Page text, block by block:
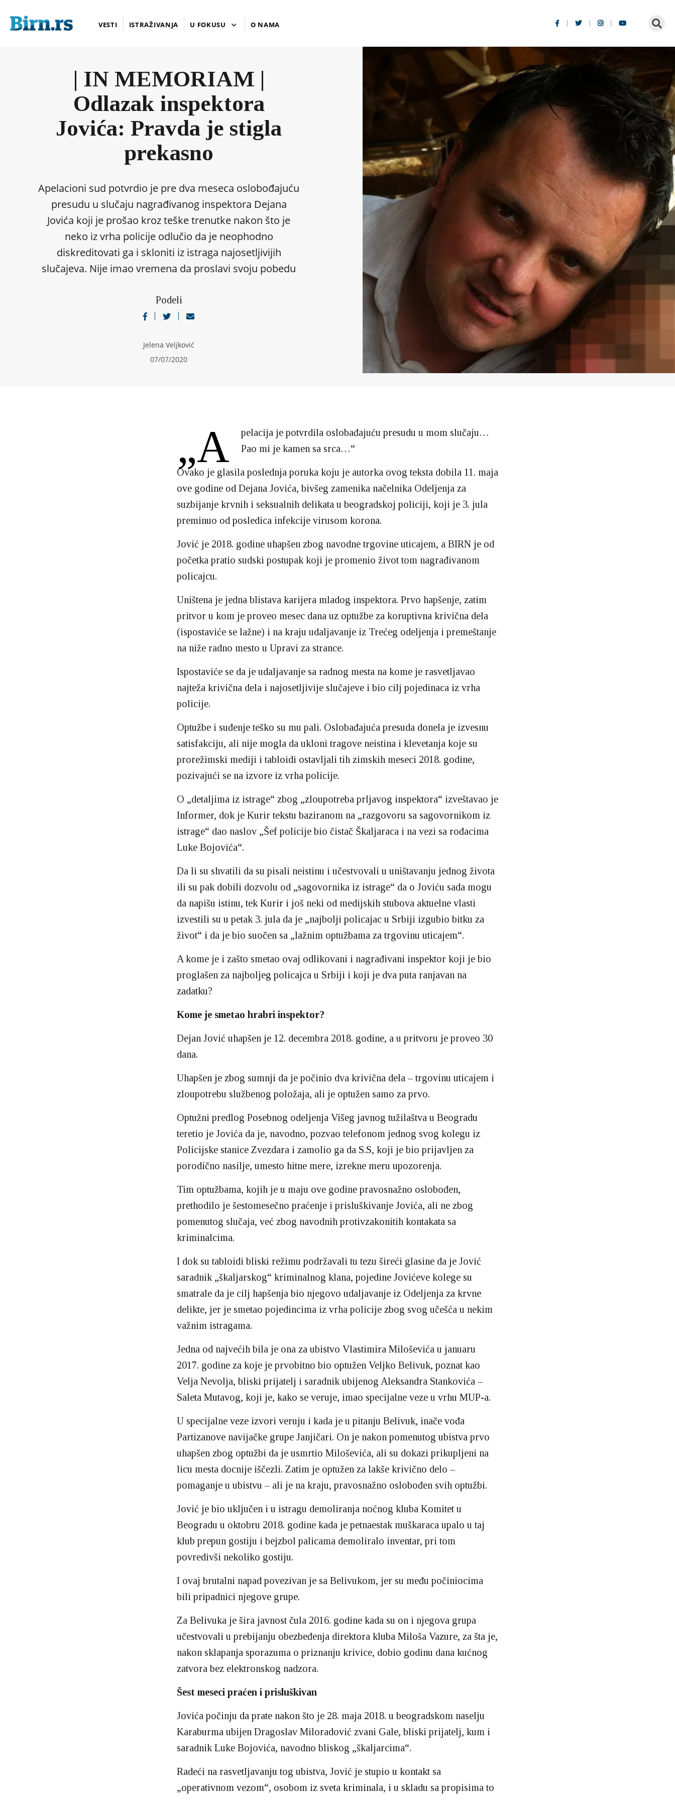
VESTI ISTRAŽIVANJA U FOKUSU O NAMA
| IN MEMORIAM |
Odlazak inspektora
Jovića: Pravda je stigla
prekasno
Apelacioni sud potvrdio je pre dva meseca oslobođajuću
presudu u slučaju nagrađivanog inspektora Dejana
Jovića koji je prošao kroz teške trenutke nakon što je
neko iz vrha policije odlučio da je neophodno
diskreditovati ga i skloniti iz istraga najosetljivijih
slučajeva. Nije imao vremena da proslavi svoju pobedu
Podeli
Jelena Veljković
07/07/2020
„A
pelacija je potvrdila oslobađajuću presudu u mom slučaju…
Pao mi je kamen sa srca…“
Ovako je glasila poslednja poruka koju je autorka ovog teksta dobila 11. maja
ove godine od Dejana Jovića, bivšeg zamenika načelnika Odeljenja za
suzbijanje krvnih i seksualnih delikata u beogradskoj policiji, koji je 3. jula
preminuo od posledica infekcije virusom korona.
Jović je 2018. godine uhapšen zbog navodne trgovine uticajem, a BIRN je od
početka pratio sudski postupak koji je promenio život tom nagrađivanom
policajcu.
Uništena je jedna blistava karijera mladog inspektora. Prvo hapšenje, zatim
pritvor u kom je proveo mesec dana uz optužbe za koruptivna krivična dela
(ispostaviće se lažne) i na kraju udaljavanje iz Trećeg odeljenja i premeštanje
na niže radno mesto u Upravi za strance.
Ispostaviće se da je udaljavanje sa radnog mesta na kome je rasvetljavao
najteža krivična dela i najosetljivije slučajeve i bio cilj pojedinaca iz vrha
policije.
Optužbe i suđenje teško su mu pali. Oslobađajuća presuda donela je izvesnu
satisfakciju, ali nije mogla da ukloni tragove neistina i klevetanja koje su
prorežimski mediji i tabloidi ostavljali tih zimskih meseci 2018. godine,
pozivajući se na izvore iz vrha policije.
O „detaljima iz istrage“ zbog „zloupotreba prljavog inspektora“ izveštavao je
Informer, dok je Kurir tekstu baziranom na „razgovoru sa sagovornikom iz
istrage“ dao naslov „Šef policije bio čistač Škaljaraca i na vezi sa rođacima
Luke Bojovića“.
Da li su shvatili da su pisali neistinu i učestvovali u uništavanju jednog života
ili su pak dobili dozvolu od „sagovornika iz istrage“ da o Joviću sada mogu
da napišu istinu, tek Kurir i još neki od medijskih stubova aktuelne vlasti
izvestili su u petak 3. jula da je „najbolji policajac u Srbiji izgubio bitku za
život“ i da je bio suočen sa „lažnim optužbama za trgovinu uticajem“.
A kome je i zašto smetao ovaj odlikovani i nagrađivani inspektor koji je bio
proglašen za najboljeg policajca u Srbiji i koji je dva puta ranjavan na
zadatku?
Kome je smetao hrabri inspektor?
Dejan Jović uhapšen je 12. decembra 2018. godine, a u pritvoru je proveo 30
dana.
Uhapšen je zbog sumnji da je počinio dva krivična dela – trgovinu uticajem i
zloupotrebu službenog položaja, ali je optužen samo za prvo.
Optužni predlog Posebnog odeljenja Višeg javnog tužilaštva u Beogradu
teretio je Jovića da je, navodno, pozvao telefonom jednog svog kolegu iz
Policijske stanice Zvezdara i zamolio ga da S.S, koji je bio prijavljen za
porodično nasilje, umesto hitne mere, izrekne meru upozorenja.
Tim optužbama, kojih je u maju ove godine pravosnažno oslobođen,
prethodilo je šestomesečno praćenje i prisluškivanje Jovića, ali ne zbog
pomenutog slučaja, već zbog navodnih protivzakonitih kontakata sa
kriminalcima.
I dok su tabloidi bliski režimu podržavali tu tezu šireći glasine da je Jović
saradnik „škaljarskog“ kriminalnog klana, pojedine Jovićeve kolege su
smatrale da je cilj hapšenja bio njegovo udaljavanje iz Odeljenja za krvne
delikte, jer je smetao pojedincima iz vrha policije zbog svog učešća u nekim
važnim istragama.
Jedna od najvećih bila je ona za ubistvo Vlastimira Miloševića u januaru
2017. godine za koje je prvobitno bio optužen Veljko Belivuk, poznat kao
Velja Nevolja, bliski prijatelj i saradnik ubijenog Aleksandra Stankovića –
Saleta Mutavog, koji je, kako se veruje, imao specijalne veze u vrhu MUP-a.
U specijalne veze izvori veruju i kada je u pitanju Belivuk, inače vođa
Partizanove navijačke grupe Janjičari. On je nakon pomenutog ubistva prvo
uhapšen zbog optužbi da je usmrtio Miloševića, ali su dokazi prikupljeni na
licu mesta docnije iščezli. Zatim je optužen za lakše krivično delo –
pomaganje u ubistvu – ali je na kraju, pravosnažno oslobođen svih optužbi.
Jović je bio uključen i u istragu demoliranja noćnog kluba Komitet u
Beogradu u oktobru 2018. godine kada je petnaestak muškaraca upalo u taj
klub prepun gostiju i bejzbol palicama demoliralo inventar, pri tom
povredivši nekoliko gostiju.
I ovaj brutalni napad povezivan je sa Belivukom, jer su među počiniocima
bili pripadnici njegove grupe.
Za Belivuka je šira javnost čula 2016. godine kada su on i njegova grupa
učestvovali u prebijanju obezbeđenja direktora kluba Miloša Vazure, za šta je,
nakon sklapanja sporazuma o priznanju krivice, dobio godinu dana kućnog
zatvora bez elektronskog nadzora.
Šest meseci praćen i prisluškivan
Jovića počinju da prate nakon što je 28. maja 2018. u beogradskom naselju
Karaburma ubijen Dragoslav Miloradović zvani Gale, bliski prijatelj, kum i
saradnik Luke Bojovića, navodno bliskog „škaljarcima“.
Radeći na rasvetljavanju tog ubistva, Jović je stupio u kontakt sa
„operativnom vezom“, osobom iz sveta kriminala, i u skladu sa propisima to